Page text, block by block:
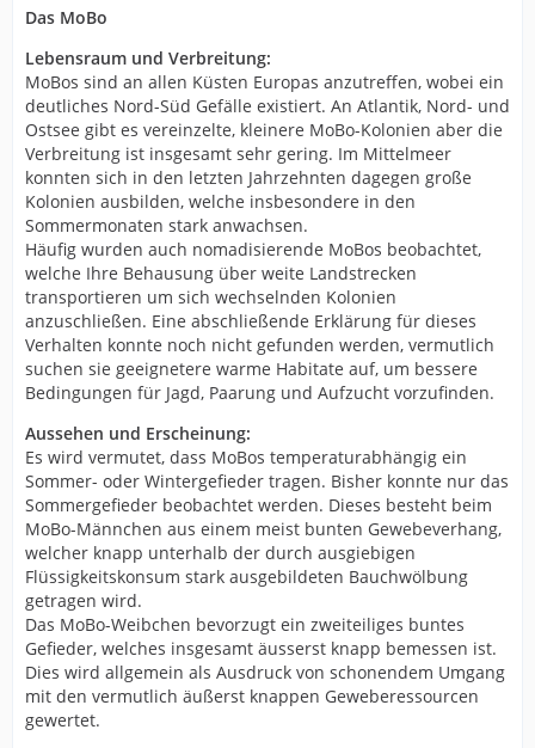
Das MoBo
Lebensraum und Verbreitung:
MoBos sind an allen Küsten Europas anzutreffen, wobei ein
deutliches Nord-Süd Gefälle existiert. An Atlantik, Nord- und
Ostsee gibt es vereinzelte, kleinere MoBo-Kolonien aber die
Verbreitung ist insgesamt sehr gering. Im Mittelmeer
konnten sich in den letzten Jahrzehnten dagegen große
Kolonien ausbilden, welche insbesondere in den
Sommermonaten stark anwachsen.
Häufig wurden auch nomadisierende MoBos beobachtet,
welche Ihre Behausung über weite Landstrecken
transportieren um sich wechselnden Kolonien
anzuschließen. Eine abschließende Erklärung für dieses
Verhalten konnte noch nicht gefunden werden, vermutlich
suchen sie geeignetere warme Habitate auf, um bessere
Bedingungen für Jagd, Paarung und Aufzucht vorzufinden.
Aussehen und Erscheinung:
Es wird vermutet, dass MoBos temperaturabhängig ein
Sommer- oder Wintergefieder tragen. Bisher konnte nur das
Sommergefieder beobachtet werden. Dieses besteht beim
MoBo-Männchen aus einem meist bunten Gewebeverhang,
welcher knapp unterhalb der durch ausgiebigen
Flüssigkeitskonsum stark ausgebildeten Bauchwölbung
getragen wird.
Das MoBo-Weibchen bevorzugt ein zweiteiliges buntes
Gefieder, welches insgesamt äusserst knapp bemessen ist.
Dies wird allgemein als Ausdruck von schonendem Umgang
mit den vermutlich äußerst knappen Geweberessourcen
gewertet.